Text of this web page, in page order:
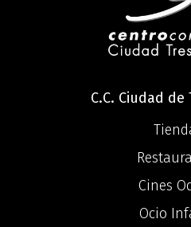
C.C. Ciudad de
Cines
Ocio